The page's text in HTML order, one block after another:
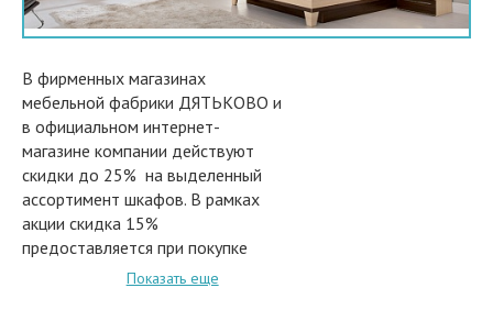
В фирменных магазинах
мебельной фабрики ДЯТЬКОВО и
в официальном интернет-
магазине компании действуют
скидки до 25% на выделенный
ассортимент шкафов. В рамках
акции скидка 15%
предоставляется при покупке
только одного шкафа. При
Показать еще